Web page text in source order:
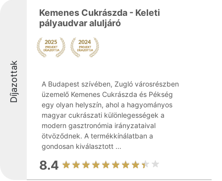
Díjazottak
Kemenes Cukrászda - Keleti
pályaudvar aluljáró
A Budapest szívében, Zugló városrészben
üzemelő Kemenes Cukrászda és Pékség
egy olyan helyszín, ahol a hagyományos
magyar cukrászati különlegességek a
modern gasztronómia irányzataival
ötvöződnek. A termékkínálatban a
gondosan kiválasztott ...
8.4